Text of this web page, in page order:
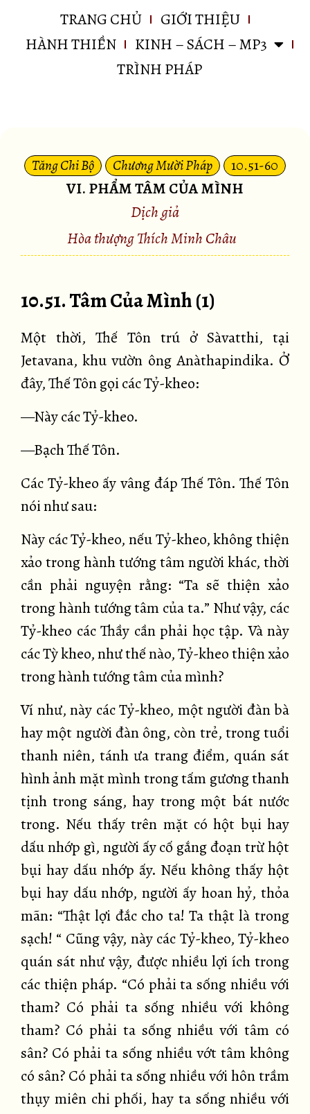
TRANG CHỦ
GIỚI THIỆU
HÀNH THIỀN
KINH – SÁCH – MP3
TRÌNH PHÁP
Tăng Chi Bộ Chương Mười Pháp 10.51-60
VI. PHẨM TÂM CỦA MÌNH
Dịch giả
Hòa thượng Thích Minh Châu
10.51. Tâm Của Mình (1)
Một thời, Thế Tôn trú ở Sàvatthi, tại
Jetavana, khu vườn ông Anàthapindika. Ở
đây, Thế Tôn gọi các Tỷ-kheo:
—Này các Tỷ-kheo.
—Bạch Thế Tôn.
Các Tỷ-kheo ấy vâng đáp Thế Tôn. Thế Tôn
nói như sau:
Này các Tỷ-kheo, nếu Tỷ-kheo, không thiện
xảo trong hành tướng tâm người khác, thời
cần phải nguyện rằng: “Ta sẽ thiện xảo
trong hành tướng tâm của ta.” Như vậy, các
Tỷ-kheo các Thầy cần phải học tập. Và này
các Tỳ kheo, như thế nào, Tỷ-kheo thiện xảo
trong hành tướng tâm của mình?
Ví như, này các Tỷ-kheo, một người đàn bà
hay một người đàn ông, còn trẻ, trong tuổi
thanh niên, tánh ưa trang điểm, quán sát
hình ảnh mặt mình trong tấm gương thanh
tịnh trong sáng, hay trong một bát nước
trong. Nếu thấy trên mặt có hột bụi hay
dấu nhớp gì, người ấy cố gắng đoạn trừ hột
bụi hay dấu nhớp ấy. Nếu không thấy hột
bụi hay dấu nhớp, người ấy hoan hỷ, thỏa
mãn: “Thật lợi đắc cho ta! Ta thật là trong
sạch! “ Cũng vậy, này các Tỷ-kheo, Tỷ-kheo
quán sát như vậy, được nhiều lợi ích trong
các thiện pháp. “Có phải ta sống nhiều với
tham? Có phải ta sống nhiều với không
tham? Có phải ta sống nhiều với tâm có
sân? Có phải ta sống nhiều vớt tâm không
có sân? Có phải ta sống nhiều với hôn trầm
thụy miên chi phối, hay ta sống nhiều với